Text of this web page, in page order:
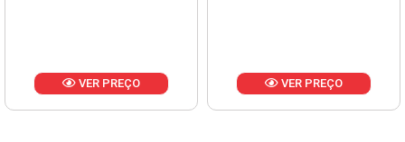
VER PREÇO VER PREÇO